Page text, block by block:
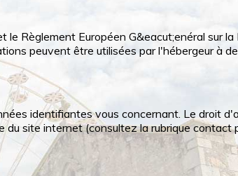
Règlement Européen G&eacut;enéral sur
peuvent être utilisées par l'hébergeur à
identifiantes vous concernant. Le droit
site internet (consultez la rubrique contact